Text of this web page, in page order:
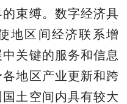
束缚。数字经济具
地区间经济联系增
关键的服务和信息
地区产业更新和跨
土空间内具有较大